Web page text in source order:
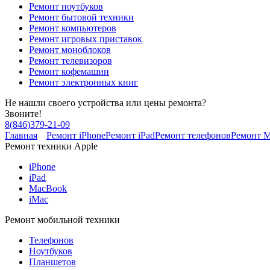
Ремонт ноутбуков
Ремонт бытовой техники
Ремонт компьютеров
Ремонт игровых приставок
Ремонт моноблоков
Ремонт телевизоров
Ремонт кофемашин
Ремонт электронных книг
Не нашли своего устройства или цены ремонта?
Звоните!
8(846)379-21-09
Главная
Ремонт iPhoneРемонт iPadРемонт телефоновРемонт
Ремонт техники Apple
iPhone
iPad
MacBook
iMac
Ремонт мобильной техники
Телефонов
Ноутбуков
Планшетов